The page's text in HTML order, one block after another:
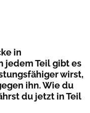
in
jedem Teil gibt es
wirst,
ihn. Wie du
du jetzt in Teil